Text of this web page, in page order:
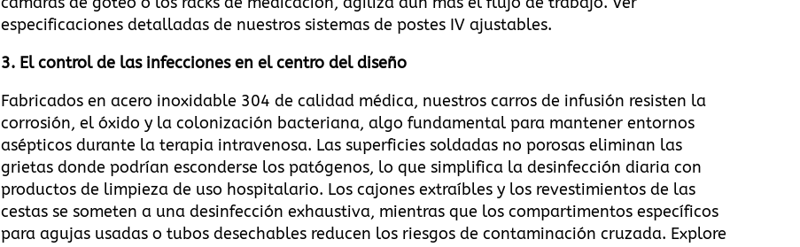
especificaciones detalladas de nuestros sistemas de postes IV ajustables.
3. El control de las infecciones en el centro del diseño
Fabricados en acero inoxidable 304 de calidad médica, nuestros carros de infusión resisten la
corrosión, el óxido y la colonización bacteriana, algo fundamental para mantener entornos
asépticos durante la terapia intravenosa. Las superficies soldadas no porosas eliminan las
grietas donde podrían esconderse los patógenos, lo que simplifica la desinfección diaria con
productos de limpieza de uso hospitalario. Los cajones extraíbles y los revestimientos de las
cestas se someten a una desinfección exhaustiva, mientras que los compartimentos específicos
para agujas usadas o tubos desechables reducen los riesgos de contaminación cruzada. Explore